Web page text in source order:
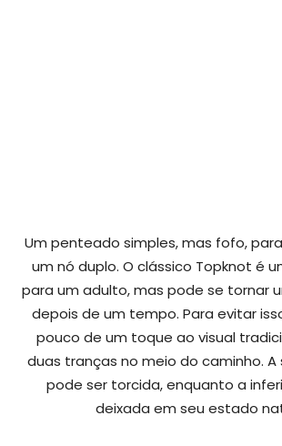
Um penteado simples, mas fofo,
um nó duplo. O clássico Topknot é
para um adulto, mas pode se tornar
depois de um tempo. Para evitar
pouco de um toque ao visual
duas tranças no meio do caminho. A
pode ser torcida, enquanto a
deixada em seu estado